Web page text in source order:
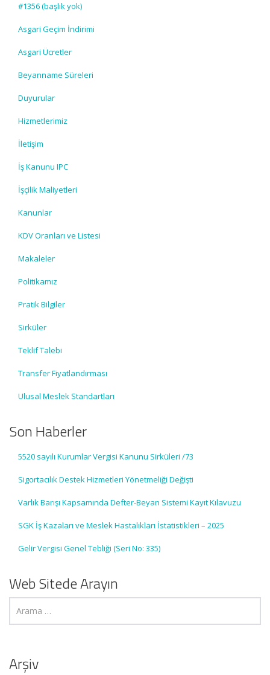
#1356 (başlık yok)
Asgari Geçim İndirimi
Asgari Ücretler
Beyanname Süreleri
Duyurular
Hizmetlerimiz
İletişim
İş Kanunu IPC
İşçilik Maliyetleri
Kanunlar
KDV Oranları ve Listesi
Makaleler
Politikamız
Pratik Bilgiler
Sirküler
Teklif Talebi
Transfer Fiyatlandırması
Ulusal Meslek Standartları
Son Haberler
5520 sayılı Kurumlar Vergisi Kanunu Sirküleri /73
Sigortacılık Destek Hizmetleri Yönetmeliği Değişti
Varlık Barışı Kapsamında Defter-Beyan Sistemi Kayıt Kılavuzu
SGK İş Kazaları ve Meslek Hastalıkları İstatistikleri – 2025
Gelir Vergisi Genel Tebliği (Seri No: 335)
Web Sitede Arayın
Arşiv